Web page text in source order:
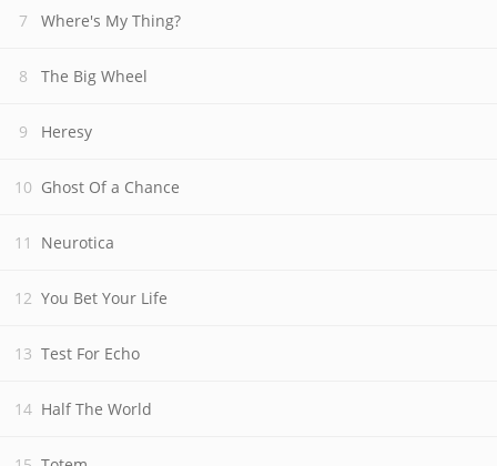
Where's My Thing?
The Big Wheel
Heresy
Ghost Of a Chance
Neurotica
You Bet Your Life
Test For Echo
Half The World